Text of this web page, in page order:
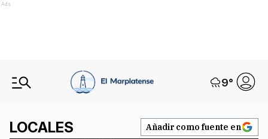
Ads
9°
LOCALES Añadir como fuente en